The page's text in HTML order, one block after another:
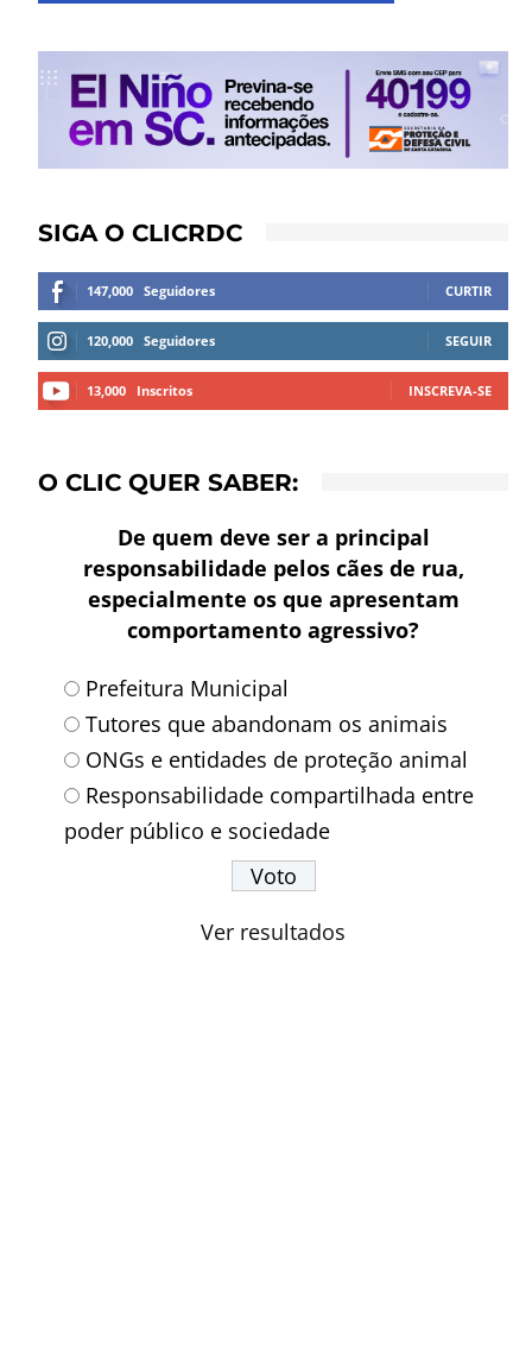
SIGA O CLICRDC
147,000 Seguidores CURTIR
120,000 Seguidores SEGUIR
13,000 Inscritos INSCREVA-SE
O CLIC QUER SABER:
De quem deve ser a principal
responsabilidade pelos cães de rua,
especialmente os que apresentam
comportamento agressivo?
Prefeitura Municipal
Tutores que abandonam os animais
ONGs e entidades de proteção animal
Responsabilidade compartilhada entre
poder público e sociedade
Ver resultados